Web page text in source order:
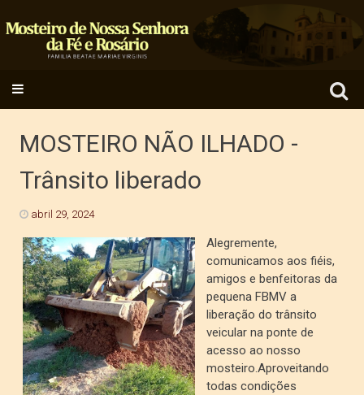
Search
for:
SKIP TO CONTENT
MOSTEIRO NÃO ILHADO -
Trânsito liberado
abril 29, 2024
Alegremente,
comunicamos aos fiéis,
amigos e benfeitoras da
pequena FBMV a
liberação do trânsito
veicular na ponte de
acesso ao nosso
mosteiro.Aproveitando
todas condições